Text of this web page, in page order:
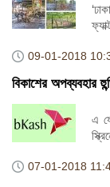
09-01-2018
বিকাশের অপব্যবহার
এ
07-01-2018